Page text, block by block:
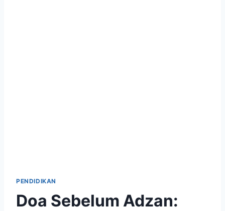
PENDIDIKAN
Doa Sebelum Adzan: